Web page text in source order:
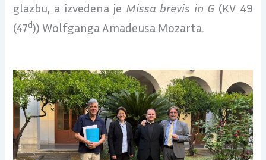
glazbu, a izvedena je Missa brevis in G (KV 49
(47d)) Wolfganga Amadeusa Mozarta.